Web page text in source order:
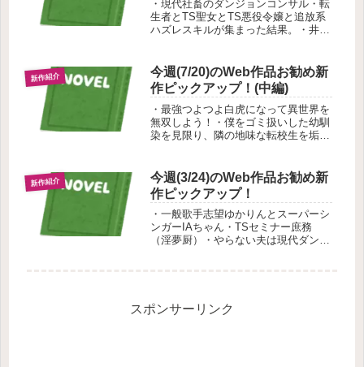
・現代社畜のダンジョンコンサル・転
生者とTS聖女とTS悪役令嬢と追放系
ハズレスキルが集まった結果。・井芹
貧弱すぎる出力でどうしろと？の紹介
です。
新作紹介
今週(7/20)のWeb作品お勧め新
作ピックアップ！(中編)
・最強つよつよ白虎になって異世界を
無双しよう！・僕をゴミ扱いした幼馴
染を見限り、隣の地味な転校生を垢抜
Classroom of the Eliteの紹介です。
新作紹介
今週(3/24)のWeb作品お勧め新
作ピックアップ！
・一般歌手志望ゆかりんとスーパーシ
ンガーIAちゃん・TSセミナー庶務
（淫夢厨）・やらない夫は現代ダンジ
スポンサーリンク